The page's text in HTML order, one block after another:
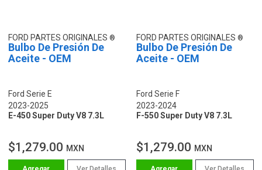
FORD PARTES ORIGINALES
Bulbo De Presión De
Aceite - OEM
Ford Serie E
2023-2025
E-450 Super Duty V8 7.3L
$1,279.00 MXN
FORD PARTES ORIGINALES
Bulbo De Presión De
Aceite - OEM
Ford Serie F
2023-2024
F-550 Super Duty V8 7.3L
$1,279.00 MXN